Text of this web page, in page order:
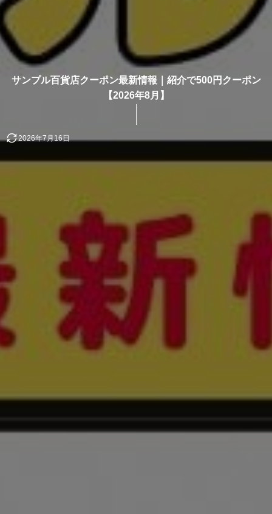
サンプル百貨店クーポン最新情報｜紹介で500円クーポン
【2026年8月】
2026年7月16日